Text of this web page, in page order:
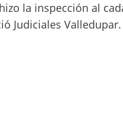
la inspección al
Judiciales Valledupar.